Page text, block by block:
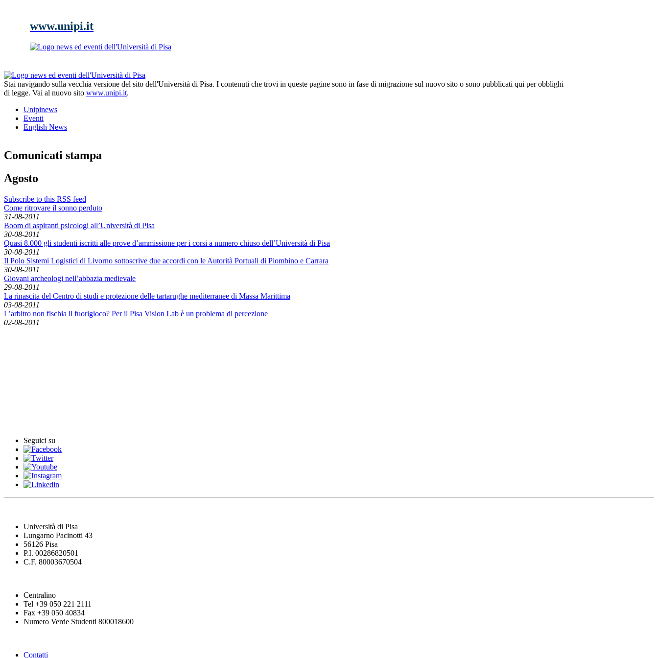
www.unipi.it
Stai navigando sulla vecchia versione del sito dell'Università di Pisa. I contenuti che trovi in queste pagine sono in fase di migrazione sul nuovo sito o sono pubblicati qui per obblighi
di legge. Vai al nuovo sito www.unipi.it.
Unipinews
Eventi
English News
Comunicati stampa
Agosto
Subscribe to this RSS feed
Come ritrovare il sonno perduto
31-08-2011
Boom di aspiranti psicologi all’Università di Pisa
30-08-2011
Quasi 8.000 gli studenti iscritti alle prove d’ammissione per i corsi a numero chiuso dell’Università di Pisa
30-08-2011
Il Polo Sistemi Logistici di Livorno sottoscrive due accordi con le Autorità Portuali di Piombino e Carrara
30-08-2011
Giovani archeologi nell’abbazia medievale
29-08-2011
La rinascita del Centro di studi e protezione delle tartarughe mediterranee di Massa Marittima
03-08-2011
L’arbitro non fischia il fuorigioco? Per il Pisa Vision Lab è un problema di percezione
02-08-2011
Seguici su
Università di Pisa
Lungarno Pacinotti 43
56126 Pisa
P.I. 00286820501
C.F. 80003670504
Centralino
Tel +39 050 221 2111
Fax +39 050 40834
Numero Verde Studenti 800018600
Contatti